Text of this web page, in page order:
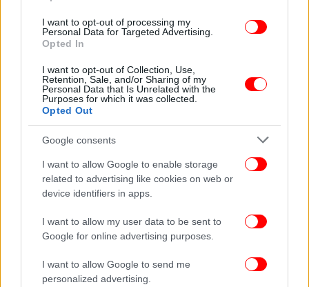
I want to opt-out of processing my
Personal Data for Targeted Advertising.
Opted In
I want to opt-out of Collection, Use,
Retention, Sale, and/or Sharing of my
Personal Data that Is Unrelated with the
Purposes for which it was collected.
Opted Out
Google consents
I want to allow Google to enable storage
related to advertising like cookies on web or
device identifiers in apps.
I want to allow my user data to be sent to
Google for online advertising purposes.
I want to allow Google to send me
personalized advertising.
ΕΛΛΑΔΑ 10/07/2026 09:45
Θρίλερ σε πτήση της Ryanair από Θεσσαλονίκη
για Μόναχο: Έσπασε το παράθυρο, επιβάτης
βγήκε ο μισός έξω, τον κράτησε η σύζυγός του